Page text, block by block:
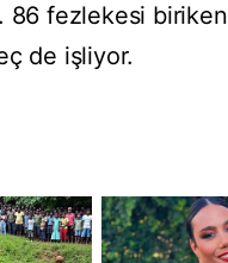
86 fezlekesi biriken
de işliyor.